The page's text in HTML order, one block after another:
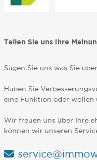
Teilen Sie uns Ihre
Sagen Sie uns was Sie
Haben Sie
eine Funktion oder wollen
Wir freuen uns über Ihre
können wir unseren